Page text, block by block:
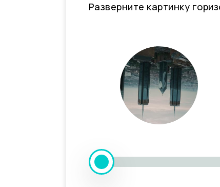
Разверните картинку